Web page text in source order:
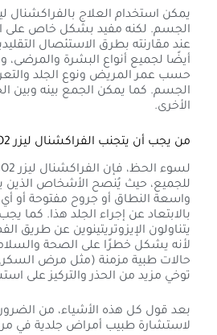
الجسم. لكنه مفيد بشكل خاص على
عند مقارنته بطرق الاستئصال
أيضًا لجميع أنواع البشرة والمرضى،
حسب عمر المريض ونوع الجلد
الجسم. كما يمكن الجمع بينه وبين
الأخرى.
من يجب أن يتجنب الفراكشنال ليزر CO2؟
للجميع، حيث يُنصح الأشخاص
واسعة النطاق أو جروح مفتوحة أو
بالابتعاد عن إجراء الجلد هذا. كما
يتناولون الإيزوتريتينوين عن طريق
لأنه يشكل خطرًا على الصحة
حالات طبية مزمنة (مثل مرض
توخي مزيد من الحذر والتركيز على
بعد قول كل هذه الأشياء، من
لاستشارة طبيب أمراض جلدية في